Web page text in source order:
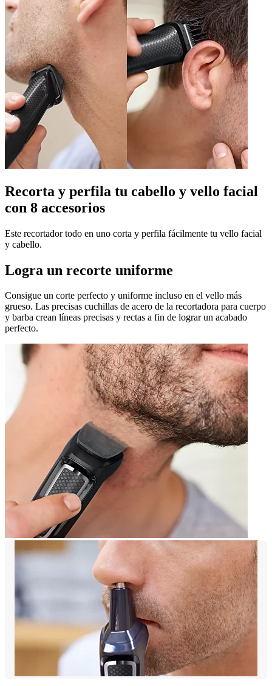
Recorta y perfila tu cabello y vello facial
con 8 accesorios
Este recortador todo en uno corta y perfila fácilmente tu vello facial
y cabello.
Logra un recorte uniforme
Consigue un corte perfecto y uniforme incluso en el vello más
grueso. Las precisas cuchillas de acero de la recortadora para cuerpo
y barba crean líneas precisas y rectas a fin de lograr un acabado
perfecto.